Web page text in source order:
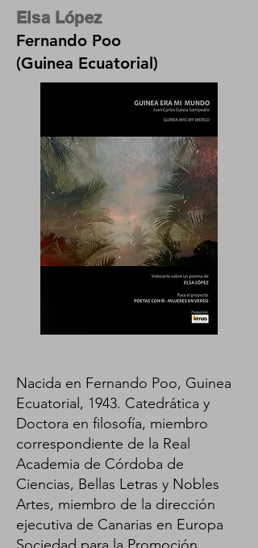
Elsa López
Fernando Poo
(Guinea Ecuatorial)
Nacida en Fernando Poo, Guinea
Ecuatorial, 1943. Catedrática y
Doctora en filosofía, miembro
correspondiente de la Real
Academia de Córdoba de
Ciencias, Bellas Letras y Nobles
Artes, miembro de la dirección
ejecutiva de Canarias en Europa